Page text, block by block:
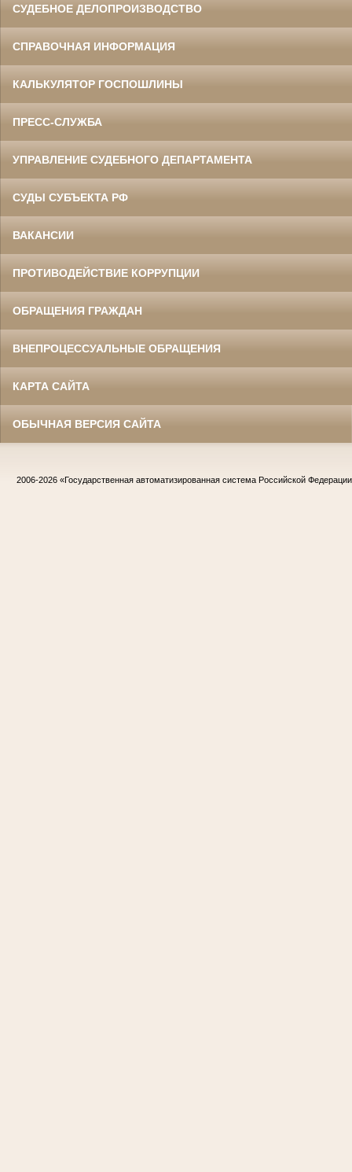
СУДЕБНОЕ ДЕЛОПРОИЗВОДСТВО
СПРАВОЧНАЯ ИНФОРМАЦИЯ
КАЛЬКУЛЯТОР ГОСПОШЛИНЫ
ПРЕСС-СЛУЖБА
УПРАВЛЕНИЕ СУДЕБНОГО ДЕПАРТАМЕНТА
СУДЫ СУБЪЕКТА РФ
ВАКАНСИИ
ПРОТИВОДЕЙСТВИЕ КОРРУПЦИИ
ОБРАЩЕНИЯ ГРАЖДАН
ВНЕПРОЦЕССУАЛЬНЫЕ ОБРАЩЕНИЯ
КАРТА САЙТА
ОБЫЧНАЯ ВЕРСИЯ САЙТА
2006-2026 «Государственная автоматизированная система Российской